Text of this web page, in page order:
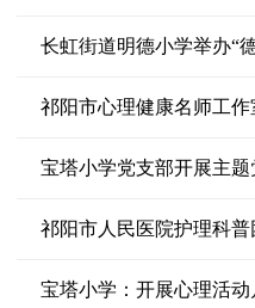
长虹街道明德小学举办“
祁阳市心理健康名师工
宝塔小学党支部开展主题
祁阳市人民医院护理科
宝塔小学：开展心理活